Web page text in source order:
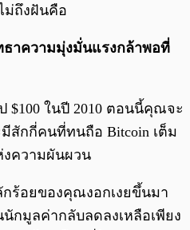
ม่ถึงฝันคือ
าความมุ่งมั่นแรงกล้าพอที่
$100 ในปี 2010 ตอนนี้คุณจะ
สักกี่คนที่ทนถือ Bitcoin เต็ม
ความผันผวน
ร้อยของคุณงอกเงยขึ้นมา
กมูลค่ากลับลดลงเหลือเพียง